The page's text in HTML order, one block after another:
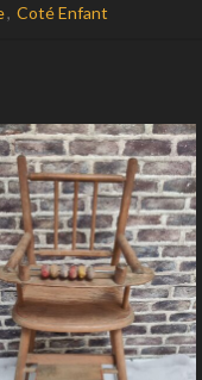
, Coté Enfant